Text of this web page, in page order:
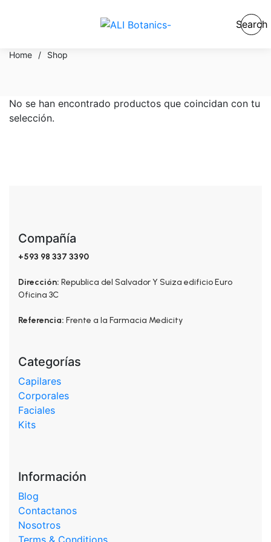
Search
Home / Shop
No se han encontrado productos que coincidan con tu
selección.
Compañía
+593 98 337 3390
Dirección: Republica del Salvador Y Suiza edificio Euro
Oficina 3C
Referencia: Frente a la Farmacia Medicity
Categorías
Capilares
Corporales
Faciales
Kits
Información
Blog
Contactanos
Nosotros
Terms & Conditions